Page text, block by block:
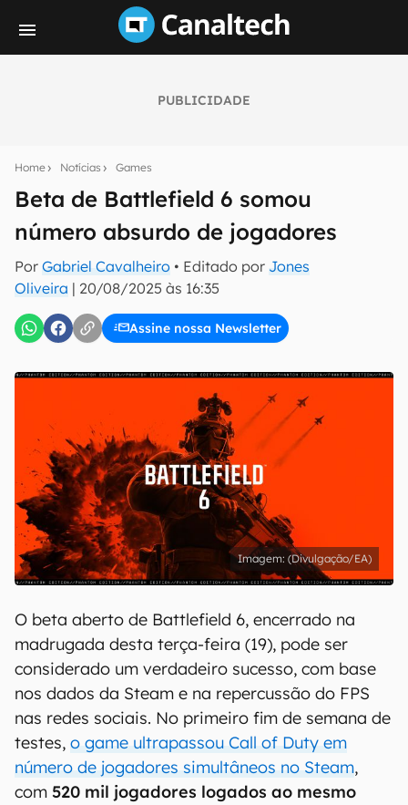
PUBLICIDADE
Home Notícias Games
Beta de Battlefield 6 somou
número absurdo de jogadores
Por Gabriel Cavalheiro • Editado por Jones
Oliveira | 20/08/2025 às 16:35
Assine nossa Newsletter
notícias e reviews sobre tecnologia em primeira
mão.
E-mail
Uso e Política de Privacidade do Canaltech.
(Divulgação/EA)
O beta aberto de Battlefield 6, encerrado na
madrugada desta terça-feira (19), pode ser
considerado um verdadeiro sucesso, com base
nos dados da Steam e na repercussão do FPS
nas redes sociais. No primeiro fim de semana de
testes, o game ultrapassou Call of Duty em
número de jogadores simultâneos no Steam,
com 520 mil jogadores logados ao mesmo